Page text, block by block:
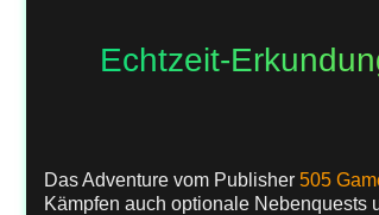
Echtzeit-
Das Adventure vom Publisher 505
Kämpfen auch optionale Nebenquests